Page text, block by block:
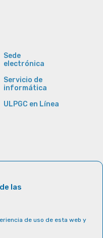
las
de uso de esta web y
Sede
electrónica
Servicio de
informática
ULPGC en Línea